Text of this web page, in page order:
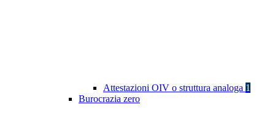
Attestazioni OIV o struttura analoga 1
Burocrazia zero